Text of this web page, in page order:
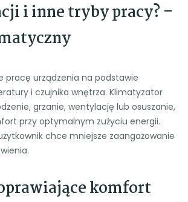
i inne tryby pracy? –
pracę urządzenia na podstawie
i czujnika wnętrza. Klimatyzator
grzanie, wentylację lub osuszanie,
przy optymalnym zużyciu energii.
chce mniejsze zaangażowanie
komfort